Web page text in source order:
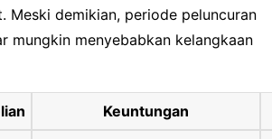
Meski demikian, periode peluncuran
mungkin menyebabkan kelangkaan
Keuntungan